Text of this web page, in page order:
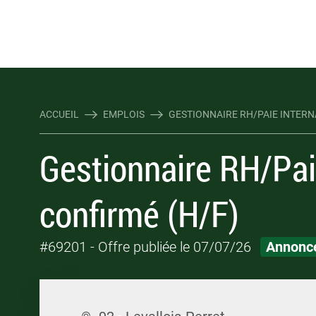
ACCUEIL EMPLOIS GESTIONNAIRE RH/PAIE
Gestionnaire RH/
confirmé (H/F)
#69201 - Offre publiée le 07/07/26